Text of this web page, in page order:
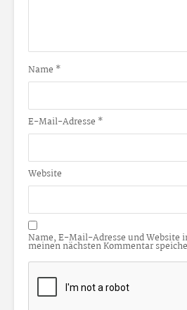
Name *
E-Mail-Adresse *
Website
Name, E-Mail-Adresse und Website
meinen nächsten Kommentar